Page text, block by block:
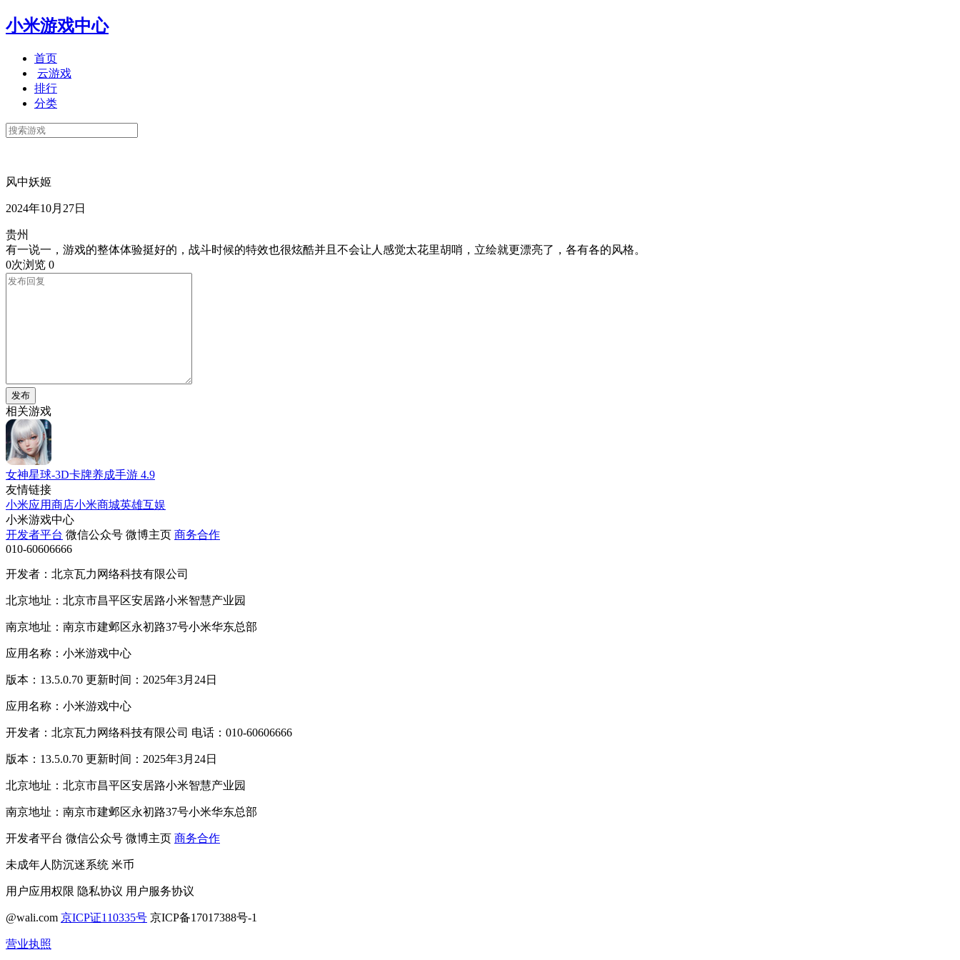
小米游戏中心
首页
云游戏
排行
分类
风中妖姬
2024年10月27日
贵州
有一说一，游戏的整体体验挺好的，战斗时候的特效也很炫酷并且不会让人感觉太花里胡哨，立绘就更漂亮了，各有各的风格。
0次浏览 0
发布
相关游戏
女神星球-3D卡牌养成手游 4.9
友情链接
小米应用商店小米商城英雄互娱
小米游戏中心
开发者平台 微信公众号 微博主页 商务合作
010-60606666
开发者：北京瓦力网络科技有限公司
北京地址：北京市昌平区安居路小米智慧产业园
南京地址：南京市建邺区永初路37号小米华东总部
应用名称：小米游戏中心
版本：13.5.0.70 更新时间：2025年3月24日
应用名称：小米游戏中心
开发者：北京瓦力网络科技有限公司 电话：010-60606666
版本：13.5.0.70 更新时间：2025年3月24日
北京地址：北京市昌平区安居路小米智慧产业园
南京地址：南京市建邺区永初路37号小米华东总部
开发者平台 微信公众号 微博主页 商务合作
未成年人防沉迷系统 米币
用户应用权限 隐私协议 用户服务协议
@wali.com 京ICP证110335号 京ICP备17017388号-1
营业执照